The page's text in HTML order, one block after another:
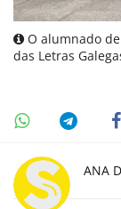
O alumnado
das Letras
ANA